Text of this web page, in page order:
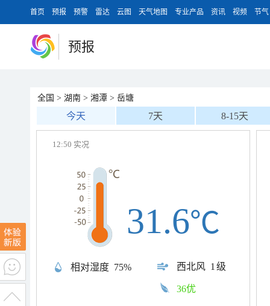
首页 预报 预警 雷达 云图 天气地图 专业产品 资讯 视频 节气
预报
全国 > 湖南 > 湘潭 > 岳塘
今天 7天 8-15天
12:50 实况
相对湿度 75% 西北风 1级
31.6℃
36优